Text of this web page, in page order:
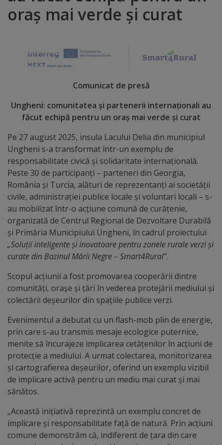
Distincții
Cetățeni
de
Deținători
ai
titlului
„Merite
pentru
Ungheni”
Diplome
de
Excelență
Ungheniul
turistic
Obiective
turistice
Sculpturi
(harta
sculpturilor)
Monumente
oraș mai verde și curat
Comunicat de presă
Ungheni: comunitatea și partenerii internaționali au
făcut echipă pentru un oraș mai verde și curat
Pe 27 august 2025, insula Lacului Delia din municipiul
Ungheni s-a transformat într-un exemplu de
responsabilitate civică și solidaritate internațională.
Peste 30 de participanți – parteneri din Georgia,
România și Turcia, alături de reprezentanți ai societății
civile, administrației publice locale și voluntari locali – s-
au mobilizat într-o acțiune comună de curățenie,
organizată de Centrul Regional de Dezvoltare Durabilă
și Primăria Municipiului Ungheni, în cadrul proiectului
„Soluții inteligente și inovatoare pentru zonele rurale verzi și
curate din Bazinul Mării Negre – Smart4Rural”.
Scopul acțiunii a fost promovarea cooperării dintre
comunități, orașe și țări în vederea protejării mediului și
colectării deșeurilor din spațiile publice verzi.
Evenimentul a debutat cu un flash-mob plin de energie,
prin care s-au transmis mesaje ecologice puternice,
menite să încurajeze implicarea cetățenilor în acțiuni de
protecție a mediului. A urmat colectarea, monitorizarea
și cartografierea deșeurilor, oferind un exemplu vizibil
de implicare activă pentru un mediu mai curat și mai
sănătos.
„Această inițiativă reprezintă un exemplu concret de
implicare și responsabilitate față de natură. Prin acțiuni
comune demonstrăm că, indiferent de țara din care